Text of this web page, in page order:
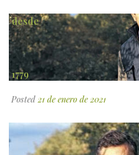
Posted 21 de enero de 2021